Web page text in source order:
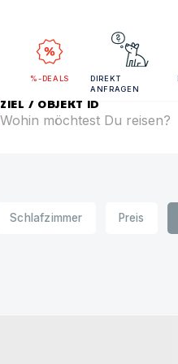
%-DEALS
DIREKT
ANFRAGEN
ZIEL / OBJEKT ID
Schlafzimmer Preis